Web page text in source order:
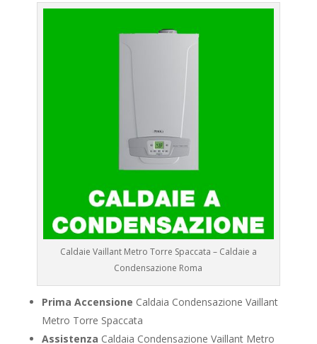
Caldaie Vaillant Metro Torre Spaccata – Caldaie a
Condensazione Roma
Prima Accensione Caldaia Condensazione Vaillant
Metro Torre Spaccata
Assistenza Caldaia Condensazione Vaillant Metro